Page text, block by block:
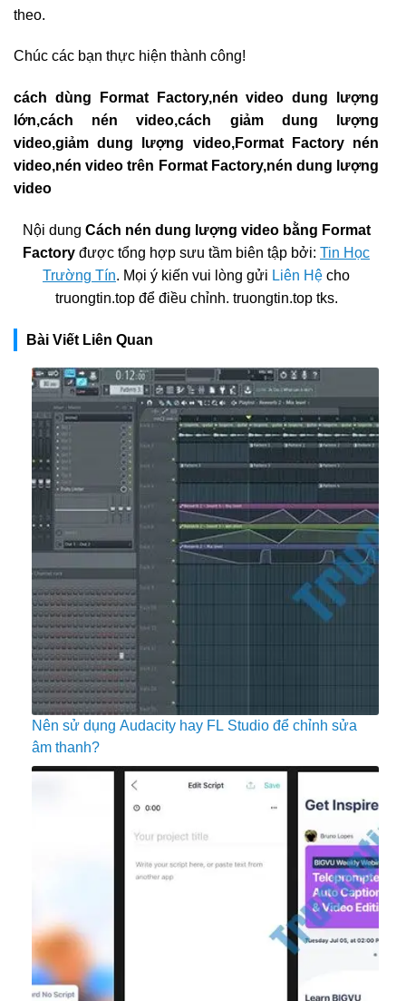
theo.
Chúc các bạn thực hiện thành công!
cách dùng Format Factory,nén video dung lượng
lớn,cách nén video,cách giảm dung lượng
video,giảm dung lượng video,Format Factory nén
video,nén video trên Format Factory,nén dung lượng
video
Nội dung Cách nén dung lượng video bằng Format
Factory được tổng hợp sưu tầm biên tập bởi: Tin Học
Trường Tín. Mọi ý kiến vui lòng gửi Liên Hệ cho
truongtin.top để điều chỉnh. truongtin.top tks.
Bài Viết Liên Quan
Nên sử dụng Audacity hay FL Studio để chỉnh sửa
âm thanh?